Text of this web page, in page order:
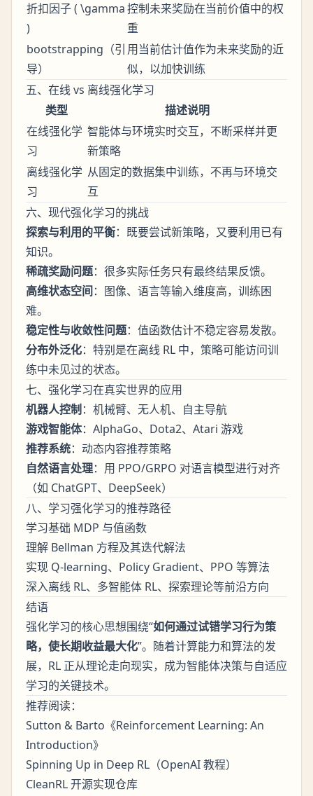
折扣因子 ( \gamma
)
控制未来奖励在当前价值中的权
重
bootstrapping（引
导）
用当前估计值作为未来奖励的近
似，以加快训练
五、在线 vs 离线强化学习
类型
描述说明
在线强化学
习
智能体与环境实时交互，不断采样并更
新策略
离线强化学
习
从固定的数据集中训练，不再与环境交
互
六、现代强化学习的挑战
探索与利用的平衡：既要尝试新策略，又要利用已有
知识。
稀疏奖励问题：很多实际任务只有最终结果反馈。
高维状态空间：图像、语言等输入维度高，训练困
难。
稳定性与收敛性问题：值函数估计不稳定容易发散。
分布外泛化：特别是在离线 RL 中，策略可能访问训
练中未见过的状态。
七、强化学习在真实世界的应用
机器人控制 ：机械臂、无人机、自主导航
游戏智能体：AlphaGo、Dota2、Atari 游戏
推荐系统：动态内容推荐策略
自然语言处理：用 PPO/GRPO 对语言模型进行对齐
（如 ChatGPT、DeepSeek）
八、学习强化学习的推荐路径
学习基础 MDP 与值函数
理解 Bellman 方程及其迭代解法
实现 Q-learning、Policy Gradient、PPO 等算法
深入离线 RL、多智能体 RL、探索理论等前沿方向
结语
强化学习的核心思想围绕“如何通过试错学习行为策
略，使长期收益最大化”。随着计算能力和算法的发
展，RL 正从理论走向现实，成为智能体决策与自适应
学习的关键技术。
推荐阅读：
Sutton & Barto《Reinforcement Learning: An
Introduction》
Spinning Up in Deep RL（OpenAI 教程）
CleanRL 开源实现仓库